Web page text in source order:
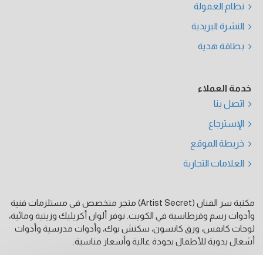
نظام العمولة
النشرة البريدية
بطاقة هدية
خدمة العملاء
اتصل بنا
الإسترجاع
خريطة الموقع
العلامات التجارية
مكتبة سر الفنان (Artist Secret) متجر متخصص في مستلزمات فنية
وأدوات رسم وقرطاسية في الكويت. نوفر ألوان أكريليك وزيتية ومائية،
لوحات كانفس، ورق كانسون، سكتش بوك، وأدوات مدرسية وأدوات
أشغال يدوية للأطفال بجودة عالية وأسعار مناسبة.